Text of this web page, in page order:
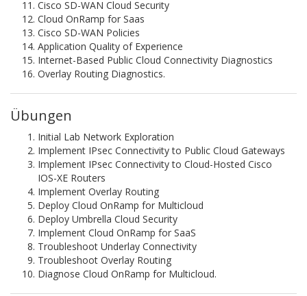
Cisco SD-WAN Cloud Security
Cloud OnRamp for Saas
Cisco SD-WAN Policies
Application Quality of Experience
Internet-Based Public Cloud Connectivity Diagnostics
Overlay Routing Diagnostics.
Übungen
Initial Lab Network Exploration
Implement IPsec Connectivity to Public Cloud Gateways
Implement IPsec Connectivity to Cloud-Hosted Cisco
IOS-XE Routers
Implement Overlay Routing
Deploy Cloud OnRamp for Multicloud
Deploy Umbrella Cloud Security
Implement Cloud OnRamp for SaaS
Troubleshoot Underlay Connectivity
Troubleshoot Overlay Routing
Diagnose Cloud OnRamp for Multicloud.